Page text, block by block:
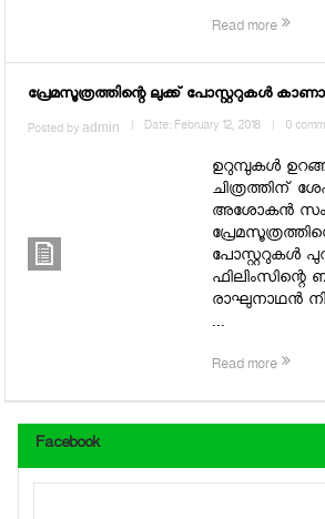
Read more
പ്രേമസൂത്രത്തിന്റെ ലുക്ക് പോസ്റ്ററുകള്‍
Posted byadmin | Date: February 12, 2018 | 0
ഉറുമ്പുകള്‍
ചിത്രത്തിന്
അശോകന്‍
പോസ്റ്ററുകള്‍
ഫിലിംസിന്റെ
രാഘുനാഥന്‍
...
Read more
Facebook